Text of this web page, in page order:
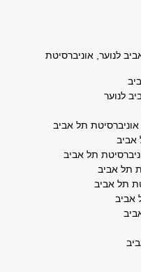
לנוער, אוניברסיטת
לנוער
תל אביב
אביב
תל אביב
תל אביב
תל אביב
אביב